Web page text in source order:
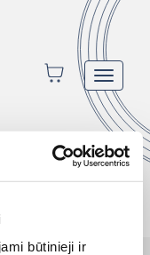
būtinieji ir
Toggle